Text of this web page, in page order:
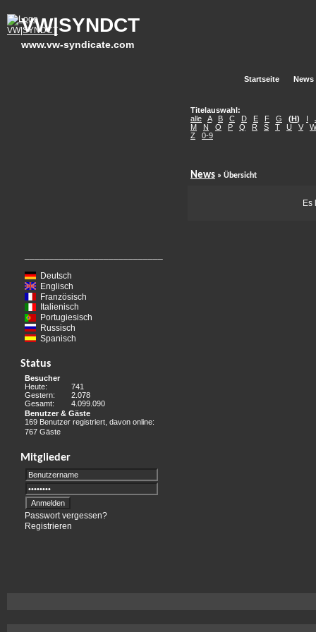
VW|SYNDCT
www.vw-syndicate.com
Startseite News
Deutsch
Englisch
Französisch
Italienisch
Portugiesisch
Russisch
Spanisch
Status
Besucher
Heute:
741
Gestern:
2.078
Gesamt:
4.099.090
Benutzer & Gäste
169 Benutzer registriert, davon online:
767 Gäste
Mitglieder
Passwort vergessen?
Registrieren
Titelauswahl:
alle
A B C D E F G (H) I
M
N O P Q R S T U V
W
Z
0-9
News » Übersicht
Es